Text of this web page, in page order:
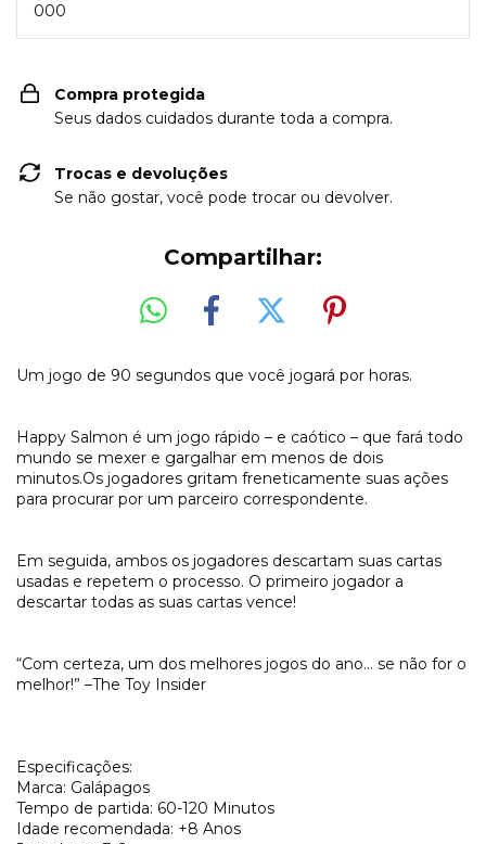
000
Compra protegida
Seus dados cuidados durante toda a compra.
Trocas e devoluções
Se não gostar, você pode trocar ou devolver.
Compartilhar:
Um jogo de 90 segundos que você jogará por horas.
Happy Salmon é um jogo rápido – e caótico – que fará todo
mundo se mexer e gargalhar em menos de dois
minutos.Os jogadores gritam freneticamente suas ações
para procurar por um parceiro correspondente.
Em seguida, ambos os jogadores descartam suas cartas
usadas e repetem o processo. O primeiro jogador a
descartar todas as suas cartas vence!
“Com certeza, um dos melhores jogos do ano... se não for o
melhor!” –The Toy Insider
Especificações:
Marca: Galápagos
Tempo de partida: 60-120 Minutos
Idade recomendada: +8 Anos